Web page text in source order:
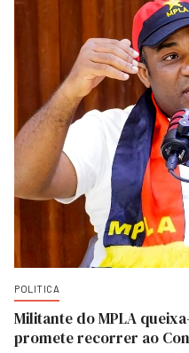
POLITICA
Militante do MPLA
promete recorrer ao